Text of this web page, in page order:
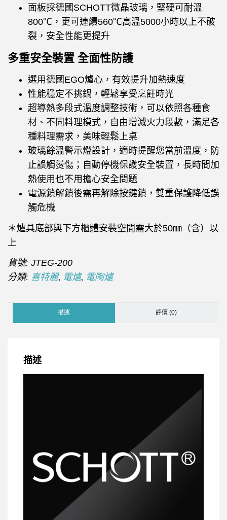
面板採德國SCHOTT微晶玻璃，堅硬可耐溫
800℃，更可連續560℃高溫5000小時以上不破
裂，安全性能更提升
多重安全裝置 全面性防護
選用德國 EGO爐心，有效提升加熱速度
性能穩定不挑鍋，輕鬆享受烹飪時光
超導熱多段式溫度調整技術，可以依照各種食
材、不同料理模式，自由增減火力段數，滿足各
種料理需求，美味輕鬆上桌
玻璃餘溫警示燈設計，適時提醒您當前溫度，防
止誤觸燙傷；自動停機保護安全裝置，長時間加
熱使用也不用擔心安全問題
電源鎖解鎖後需再解除按鍵鎖，雙重保護降低誤
觸危機
＊爐具底部與下方櫃體安裝空間需大於50㎜（含）以
上
貨號: JTEG-200
分類: 喜特麗, 電爐, 電陶爐
描述 評價 (0)
描述